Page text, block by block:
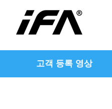
고객 등록 영상